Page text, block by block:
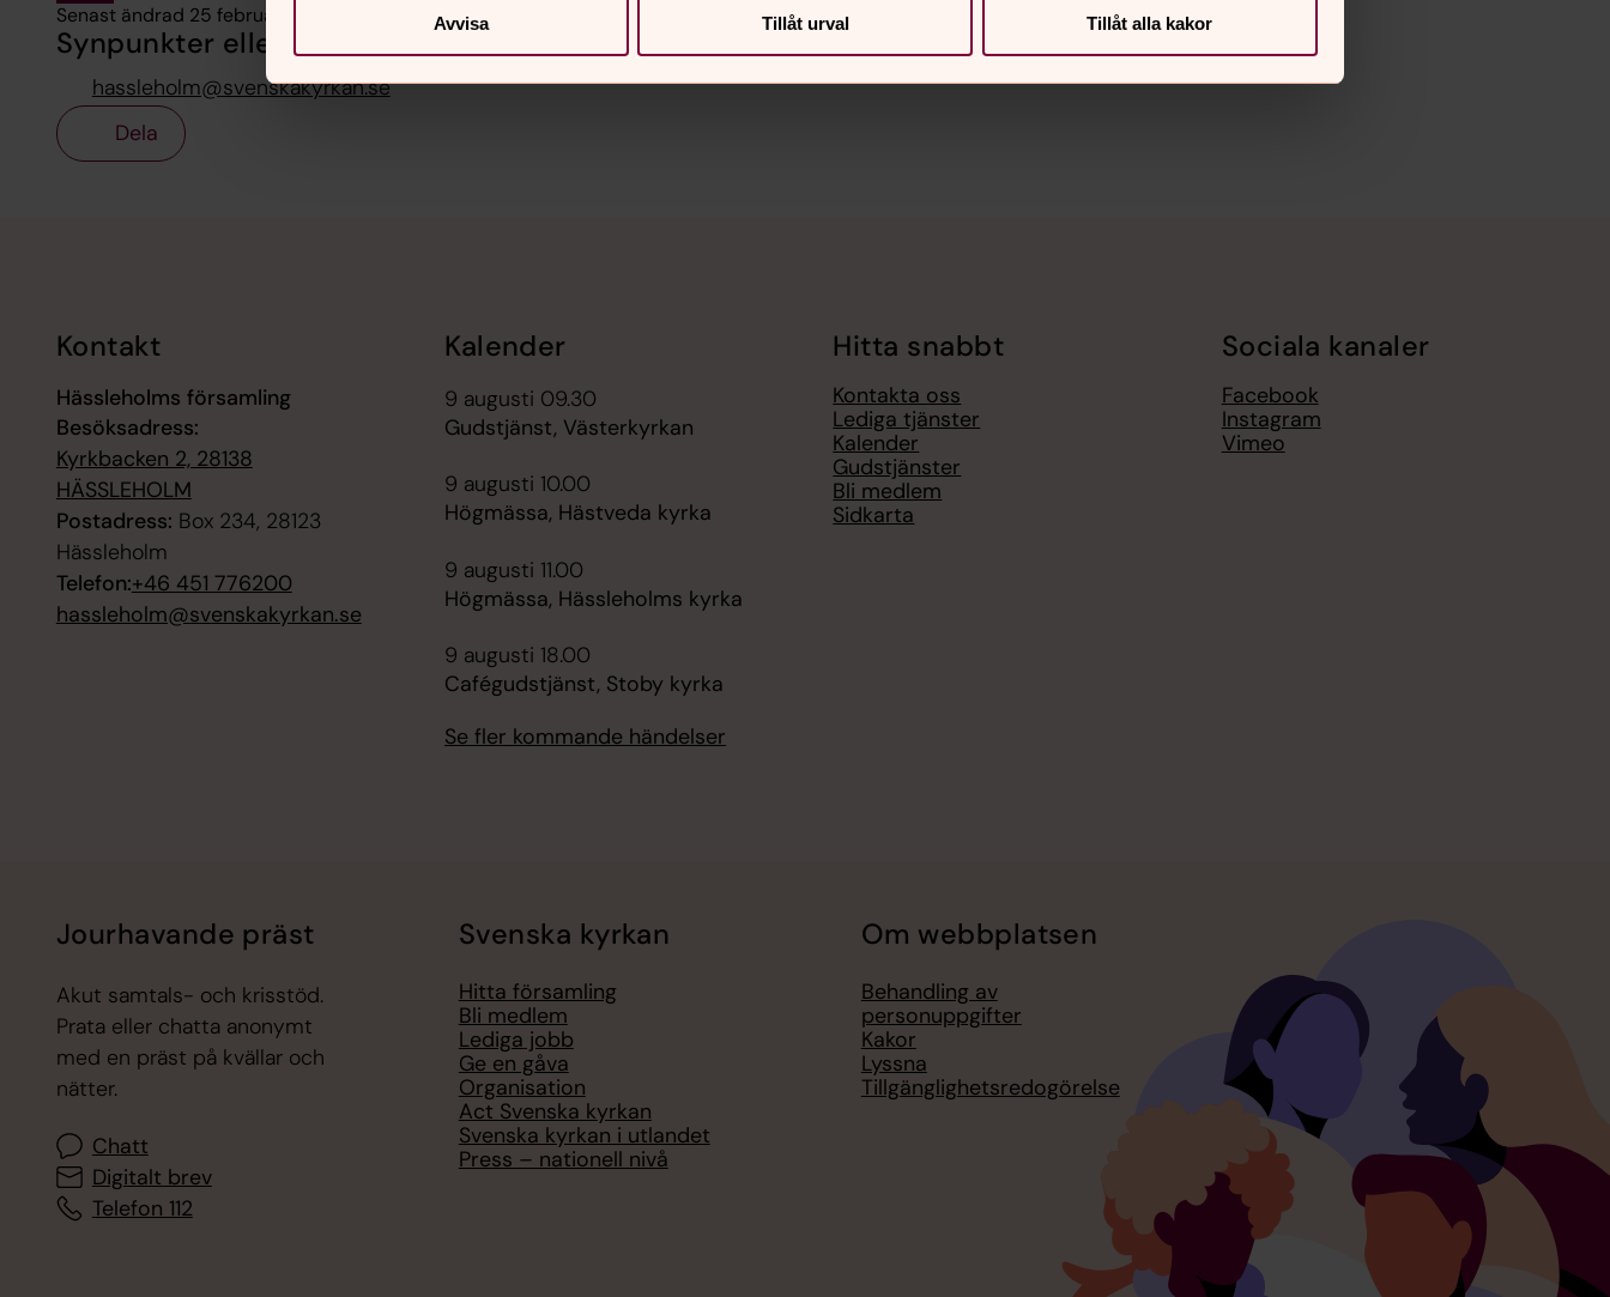
Avvisa Tillåt urval Tillåt alla kakor
Senast ändrad 25 februari 2026
Synpunkter eller frågor på sidans innehåll?
hassleholm@svenskakyrkan.se
Dela
Kontakt
Hässleholms församling
Besöksadress:
Kyrkbacken 2, 28138
HÄSSLEHOLM
Postadress: Box 234, 28123
Hässleholm
Telefon:+46 451 776200
hassleholm@svenskakyrkan.se
Kalender
9 augusti 09.30
Gudstjänst, Västerkyrkan
9 augusti 10.00
Högmässa, Hästveda kyrka
9 augusti 11.00
Högmässa, Hässleholms kyrka
9 augusti 18.00
Cafégudstjänst, Stoby kyrka
Se fler kommande händelser
Hitta snabbt
Kontakta oss
Lediga tjänster
Kalender
Gudstjänster
Bli medlem
Sidkarta
Sociala kanaler
Facebook
Instagram
Vimeo
Jourhavande präst
Akut samtals- och krisstöd.
Prata eller chatta anonymt
med en präst på kvällar och
nätter.
Chatt
Digitalt brev
Telefon 112
Svenska kyrkan
Hitta församling
Bli medlem
Lediga jobb
Ge en gåva
Organisation
Act Svenska kyrkan
Svenska kyrkan i utlandet
Press – nationell nivå
Om webbplatsen
Behandling av
personuppgifter
Kakor
Lyssna
Tillgänglighetsredogörelse